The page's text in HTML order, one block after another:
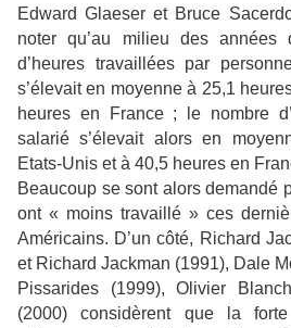
Edward Glaeser et Bruce
noter qu’au milieu des
d’heures travaillées par
s’élevait en moyenne à 25,1
heures en France ; le nombre
salarié s’élevait alors en
Etats-Unis et à 40,5 heures en
Beaucoup se sont alors demandé
ont « moins travaillé » ces
Américains. D’un côté, Richard
et Richard Jackman (1991), Dale
Pissarides (1999), Olivier
(2000) considèrent que la